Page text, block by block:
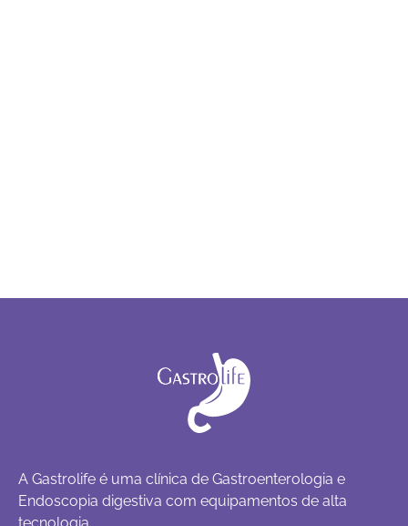
A Gastrolife é uma clínica de Gastroenterologia e
Endoscopia digestiva com equipamentos de alta